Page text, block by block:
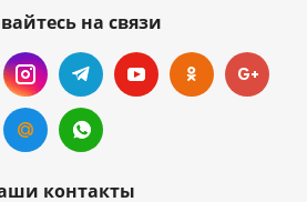
на связи
контакты